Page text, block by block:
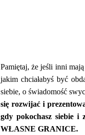
Pamiętaj, że jeśli inni
jakim chciałabyś być
siebie, o świadomość
się rozwijać i
gdy pokochasz siebie
WŁASNE GRANICE.